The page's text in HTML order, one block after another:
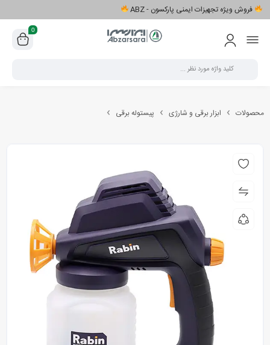
فروش ویژه تجهیزات ایمنی پارکسون - ABZ
0
محصولات ابزار برقی و شارژی پیستوله برقی